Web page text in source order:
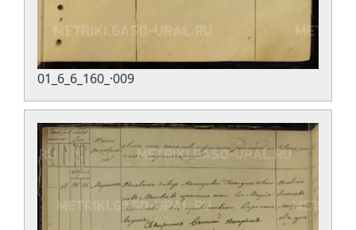
01_6_6_160_·009